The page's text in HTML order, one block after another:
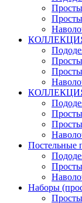
Постельные
Наборы